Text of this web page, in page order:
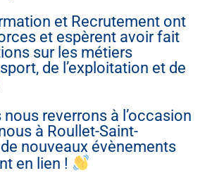
et Recrutement ont
et espèrent avoir fait
sur les métiers
de l’exploitation et de
reverrons à l’occasion
à Roullet-Saint-
nouveaux évènements
en lien !